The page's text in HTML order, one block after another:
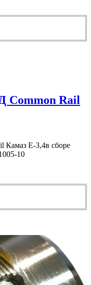
Common Rail
Камаз Е-3,4в сборе
10